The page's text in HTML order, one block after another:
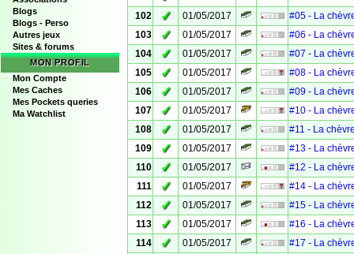
Blogs
Blogs - Perso
Autres jeux
Sites & forums
MON PROFIL
Mon Compte
Mes Caches
Mes Pockets queries
Ma Watchlist
102
✓ 01/05/2017
#05 - La
103
✓ 01/05/2017
#06 - La
104
✓ 01/05/2017
#07 - La
105
✓ 01/05/2017
#08 - La
106
✓ 01/05/2017
#09 - La
107
✓ 01/05/2017
#10 - La
108
✓ 01/05/2017
#11 - La
109
✓ 01/05/2017
#13 - La
110
✓ 01/05/2017
#12 - La
111
✓ 01/05/2017
#14 - La
112
✓ 01/05/2017
#15 - La
113
✓ 01/05/2017
#16 - La
114
✓ 01/05/2017
#17 - La